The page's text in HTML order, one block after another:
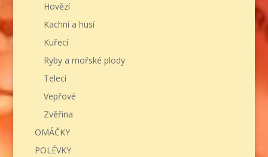
Hovězí
Kachní a husí
Kuřecí
Ryby a mořské plody
Telecí
Vepřové
Zvěřina
OMÁČKY
POLÉVKY